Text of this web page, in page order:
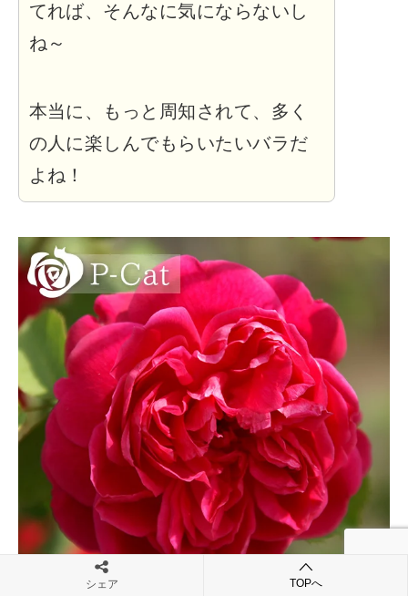
てれば、そんなに気にならないし
ね～
本当に、もっと周知されて、多く
の人に楽しんでもらいたいバラだ
よね！
シェア TOPへ